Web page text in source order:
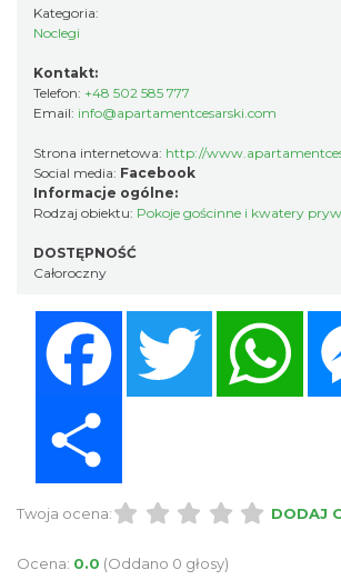
Kategoria:
Noclegi
Kontakt:
Telefon: +48 502 585 777
Email: info@apartamentcesarski.com
Strona internetowa: http://
Social media: Facebook
Informacje ogólne:
Rodzaj obiektu: Pokoje gościnne i kwatery
DOSTĘPNOŚĆ
Całoroczny
Twitter
Twoja ocena: DODAJ
Ocena: 0.0 (Oddano 0 głosy)